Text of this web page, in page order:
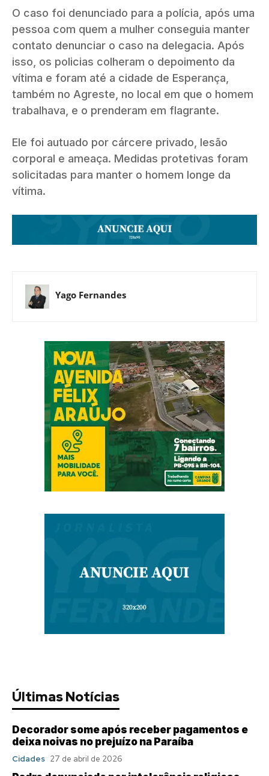
O caso foi denunciado para a polícia, após uma
pessoa com quem a mulher conseguia manter
contato denunciar o caso na delegacia. Após
isso, os policias colheram o depoimento da
vítima e foram até a cidade de Esperança,
também no Agreste, no local em que o homem
trabalhava, e o prenderam em flagrante.
Ele foi autuado por cárcere privado, lesão
corporal e ameaça. Medidas protetivas foram
solicitadas para manter o homem longe da
vítima.
Yago Fernandes
Últimas Notícias
Decorador some após receber pagamentos e
deixa noivas no prejuízo na Paraíba
Cidades 27 de abril de 2026